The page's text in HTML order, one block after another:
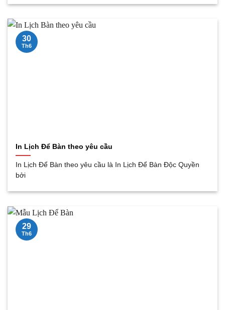
In Lịch Để Bàn theo yêu cầu
In Lịch Để Bàn theo yêu cầu là In Lịch Để Bàn Độc Quyền
bởi
30
Th6
29
Th6